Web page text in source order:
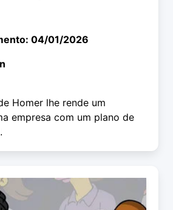
04/01/2026
Homer lhe rende um
empresa com um plano de